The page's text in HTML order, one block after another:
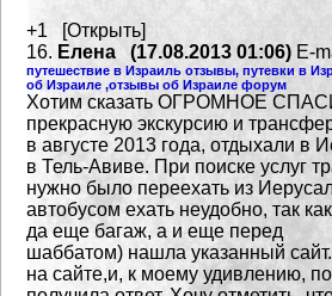
+1 [Открыть]
16. Елена (17.08.2013 01:06) E-
путешествие в Израиль отзывы, путевки в
об Израиле ,отзывы об Израиле форум
Хотим сказать ОГРОМНОЕ
прекрасную экскурсию и
в августе 2013 года, отдыхали в
в Тель-Авиве. При поиске услуг
нужно было переехать из
автобусом ехать неудобно, так
да еще багаж, а и еще перед
шаббатом) нашла указанный
на сайте,и, к моему удивлению,